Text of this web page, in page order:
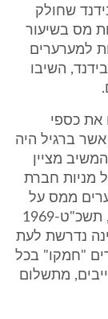
שחולק
מס בשיעור
למערערים
השיבו
את כספי
אשר ברגיל היה
מציין
מניות חברת
ממס על
פי סעיף 21א לחוק עידוד תעשיה (מסים), תשכ"ט-1969
זו אינה נדרשת לעת
"חמקו" בכל
מתשלום